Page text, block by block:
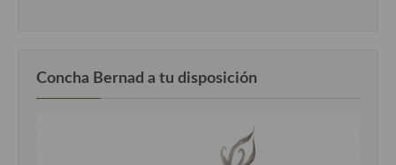
Concha Bernad a tu disposición